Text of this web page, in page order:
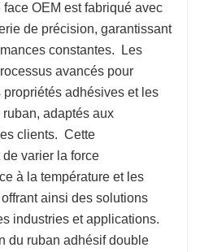
OEM est fabriqué avec
de précision, garantissant
constantes. Les
avancés pour
propriétés adhésives et les
adaptés aux
clients. Cette
varier la force
à la température et les
ainsi des solutions
industries et applications.
du ruban adhésif double